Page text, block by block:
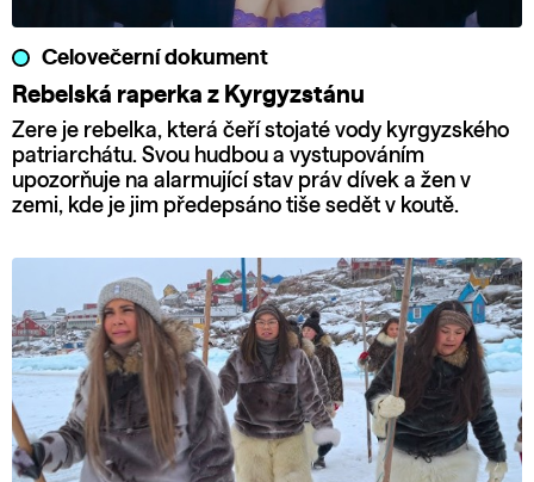
Celovečerní dokument
Rebelská raperka z Kyrgyzstánu
Zere je rebelka, která čeří stojaté vody kyrgyzského
patriarchátu. Svou hudbou a vystupováním
upozorňuje na alarmující stav práv dívek a žen v
zemi, kde je jim předepsáno tiše sedět v koutě.